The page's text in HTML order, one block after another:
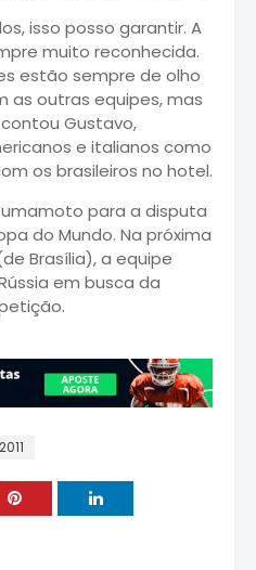
isso posso garantir. A
muito reconhecida.
estão sempre de olho
as outras equipes, mas
Gustavo,
e italianos como
os brasileiros no hotel.
para a disputa
do Mundo. Na próxima
Brasília), a equipe
em busca da